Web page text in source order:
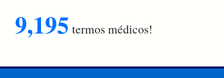
9,195 termos médicos!